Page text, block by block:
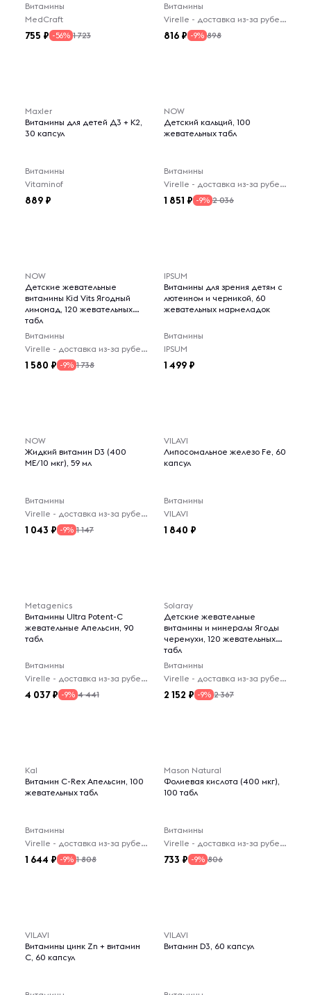
Витамины
MedCraft
755 -56% 1 723
Витамины
Virelle - доставка из-за рубежа
816 -9% 898
Maxler
Витамины для детей Д3 + К2,
30 капсул
Витамины
Vitaminof
889
NOW
Детский кальций, 100
жевательных табл
Витамины
Virelle - доставка из-за рубежа
1 851 -9% 2 036
NOW
Детские жевательные
витамины Kid Vits Ягодный
лимонад, 120 жевательных
табл
Витамины
Virelle - доставка из-за рубежа
1 580 -9% 1 738
IPSUM
Витамины для зрения детям с
лютеином и черникой, 60
жевательных мармеладок
Витамины
IPSUM
1 499
NOW
Жидкий витамин D3 (400
МЕ/10 мкг), 59 мл
Витамины
Virelle - доставка из-за рубежа
1 043 -9% 1 147
VILAVI
Липосомальное железо Fe, 60
капсул
Витамины
VILAVI
1 840
Metagenics
Витамины Ultra Potent-C
жевательные Апельсин, 90
табл
Витамины
Virelle - доставка из-за рубежа
4 037 -9% 4 441
Solaray
Детские жевательные
витамины и минералы Ягоды
черемухи, 120 жевательных
табл
Витамины
Virelle - доставка из-за рубежа
2 152 -9% 2 367
Kal
Витамин C-Rex Апельсин, 100
жевательных табл
Витамины
Virelle - доставка из-за рубежа
1 644 -9% 1 808
Mason Natural
Фолиевая кислота (400 мкг),
100 табл
Витамины
Virelle - доставка из-за рубежа
733 -9% 806
VILAVI
Витамины цинк Zn + витамин
С, 60 капсул
VILAVI
Витамин D3, 60 капсул